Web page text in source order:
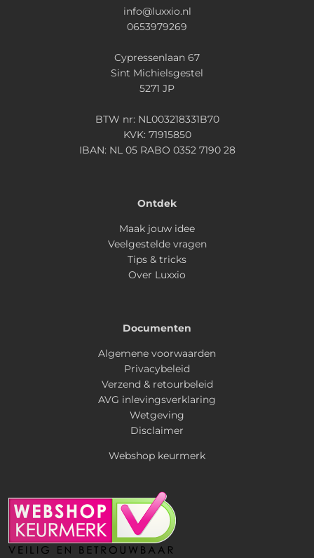
info@luxxio.nl
0653979269
Cypressenlaan 67
Sint Michielsgestel
5271 JP
BTW nr: NL003218331B70
KVK: 71915850
IBAN: NL 05 RABO 0352 7190 28
Ontdek
Maak jouw idee
Veelgestelde vragen
Tips & tricks
Over Luxxio
Documenten
Algemene voorwaarden
Privacybeleid
Verzend & retourbeleid
AVG inlevingsverklaring
Wetgeving
Disclaimer
Webshop keurmerk